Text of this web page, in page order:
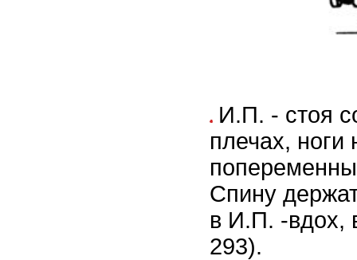
И.П. - стоя
плечах,
Спину
в И.П. -вдох,
293).